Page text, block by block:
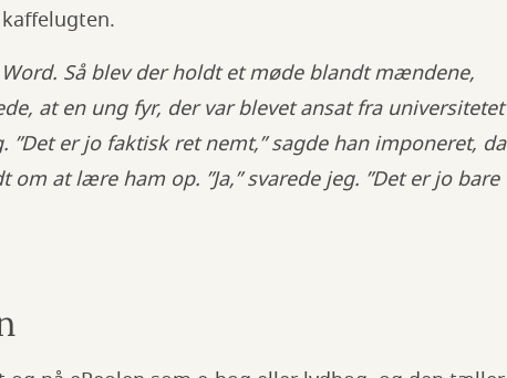
Så blev der holdt et møde blandt mændene,
at en ung fyr, der var blevet ansat fra universitetet
er jo faktisk ret nemt,” sagde han imponeret, da
at lære ham op. ”Ja,” svarede jeg. ”Det er jo bare